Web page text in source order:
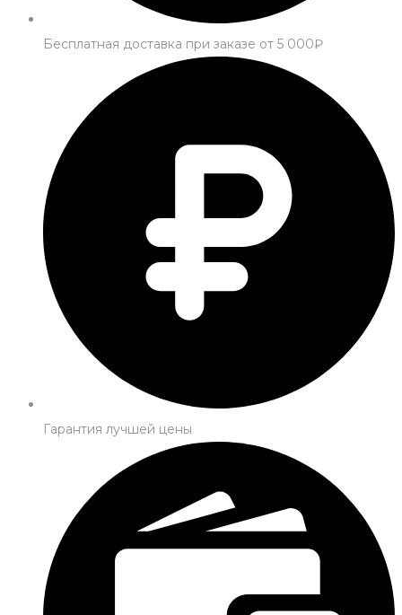
Бесплатная доставка при заказе от 5 000₽
Гарантия лучшей цены